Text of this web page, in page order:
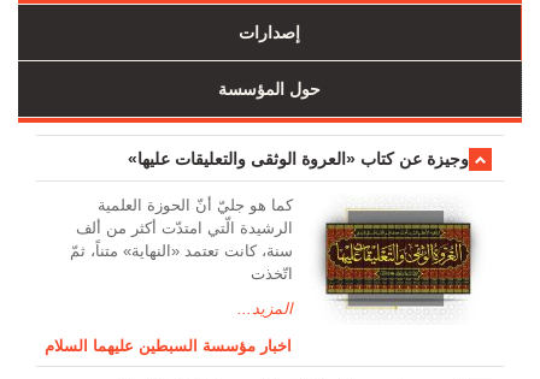
إصدارات
حول المؤسسة
وجیزة عن کتاب «العروة الوثقی والتعلیقات علیها»
کما هو جليّ أنّ الحوزة العلمیة
الرشیدة الّتي امتدّت أكثر من ألف
سنة، كانت تعتمد «النهاية» متناً، ثمّ
اتّخذت
المزيد...
اخبار مؤسسة السبطين عليهما السلام